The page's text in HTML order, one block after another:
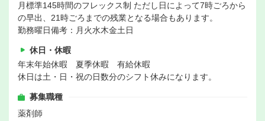
月標準145時間のフレックス制 ただし日によって7時ごろから
の早出、21時ごろまでの残業となる場合もあります。
勤務曜日備考：月火水木金土日
休日・休暇
年末年始休暇 夏季休暇 有給休暇
休日は土・日・祝の日数分のシフト休みになります。
募集職種
薬剤師